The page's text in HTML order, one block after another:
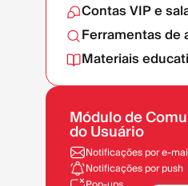
Contas VIP e
Ferramentas de
Materiais
Módulo de
do Usuário
Notificações por e-
Notificações por push
Pop-ups